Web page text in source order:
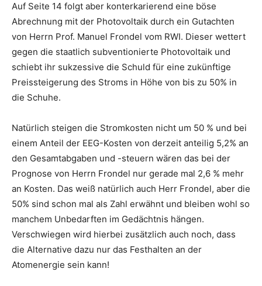
Auf Seite 14 folgt aber konterkarierend eine böse
Abrechnung mit der Photovoltaik durch ein Gutachten
von Herrn Prof. Manuel Frondel vom RWI. Dieser wettert
gegen die staatlich subventionierte Photovoltaik und
schiebt ihr sukzessive die Schuld für eine zukünftige
Preissteigerung des Stroms in Höhe von bis zu 50% in
die Schuhe.
Natürlich steigen die Stromkosten nicht um 50 % und bei
einem Anteil der EEG-Kosten von derzeit anteilig 5,2% an
den Gesamtabgaben und -steuern wären das bei der
Prognose von Herrn Frondel nur gerade mal 2,6 % mehr
an Kosten. Das weiß natürlich auch Herr Frondel, aber die
50% sind schon mal als Zahl erwähnt und bleiben wohl so
manchem Unbedarften im Gedächtnis hängen.
Verschwiegen wird hierbei zusätzlich auch noch, dass
die Alternative dazu nur das Festhalten an der
Atomenergie sein kann!